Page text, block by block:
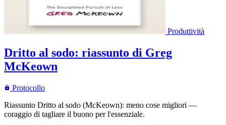
Produttività
Dritto al sodo: riassunto di Greg
McKeown
Protocollo
Riassunto Dritto al sodo (McKeown): meno cose migliori —
coraggio di tagliare il buono per l'essenziale.